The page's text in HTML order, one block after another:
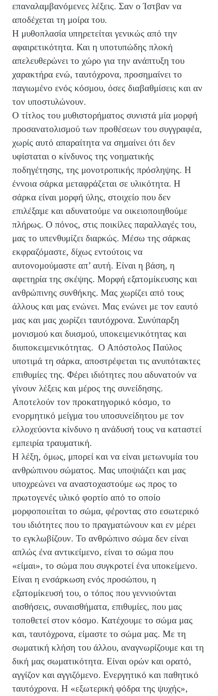
επαναλαμβανόμενες λέξεις. Σαν ο Ίστβαν να
αποδέχεται τη μοίρα του.
Η μυθοπλασία υπηρετείται γενικώς από την
αφαιρετικότητα. Και η υποτυπώδης πλοκή
απελευθερώνει το χώρο για την ανάπτυξη του
χαρακτήρα ενώ, ταυτόχρονα, προσημαίνει το
παγιωμένο ενός κόσμου, όσες διαβαθμίσεις και αν
τον υποστυλώνουν.
Ο τίτλος του μυθιστορήματος συνιστά μία μορφή
προσανατολισμού των προθέσεων του συγγραφέα,
χωρίς αυτό απαραίτητα να σημαίνει ότι δεν
υφίσταται ο κίνδυνος της νοηματικής
ποδηγέτησης, της μονοτροπικής πρόσληψης. Η
έννοια σάρκα μεταφράζεται σε υλικότητα. Η
σάρκα είναι μορφή ύλης, στοιχείο που δεν
επιλέξαμε και αδυνατούμε να οικειοποιηθούμε
πλήρως. Ο πόνος, στις ποικίλες παραλλαγές του,
μας το υπενθυμίζει διαρκώς. Μέσω της σάρκας
εκφραζόμαστε, δίχως εντούτοις να
αυτονομούμαστε απ’ αυτή. Είναι η βάση, η
αφετηρία της σκέψης. Μορφή εξατομίκευσης και
ανθρώπινης συνθήκης. Μας χωρίζει από τους
άλλους και μας ενώνει. Μας ενώνει με τον εαυτό
μας και μας χωρίζει ταυτόχρονα. Συνύπαρξη
μονισμού και δυισμού, υποκειμενικότητας και
διυποκειμενικότητας. Ο Απόστολος Παύλος
υποτιμά τη σάρκα, αποστρέφεται τις ανυπότακτες
επιθυμίες της. Φέρει ιδιότητες που αδυνατούν να
γίνουν λέξεις και μέρος της συνείδησης.
Αποτελούν τον προκατηγορικό κόσμο, το
ενορμητικό μείγμα του υποσυνείδητου με τον
ελλοχεύοντα κίνδυνο η ανάδυσή τους να καταστεί
εμπειρία τραυματική.
Η λέξη, όμως, μπορεί και να είναι μετωνυμία του
ανθρώπινου σώματος. Μας υποψιάζει και μας
υποχρεώνει να αναστοχαστούμε ως προς το
πρωτογενές υλικό φορτίο από το οποίο
μορφοποιείται το σώμα, φέροντας στο εσωτερικό
του ιδιότητες που το πραγματώνουν και εν μέρει
το εγκλωβίζουν. Το ανθρώπινο σώμα δεν είναι
απλώς ένα αντικείμενο, είναι το σώμα που
«είμαι», το σώμα που συγκροτεί ένα υποκείμενο.
Είναι η ενσάρκωση ενός προσώπου, η
εξατομίκευσή του, ο τόπος που γεννιούνται
αισθήσεις, συναισθήματα, επιθυμίες, που μας
τοποθετεί στον κόσμο. Κατέχουμε το σώμα μας
και, ταυτόχρονα, είμαστε το σώμα μας. Με τη
σωματική κλήση του άλλου, αναγνωρίζουμε και τη
δική μας σωματικότητα. Είναι ορών και ορατό,
αγγίζον και αγγιζόμενο. Ενεργητικό και παθητικό
ταυτόχρονα. Η «εξωτερική φόδρα της ψυχής»,